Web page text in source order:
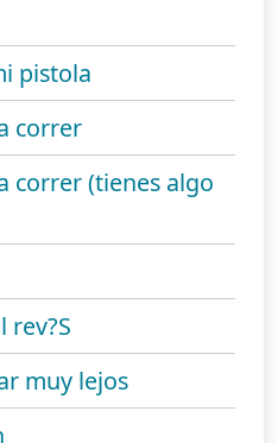
pistola
correr
correr (tienes algo
rev?S
muy lejos